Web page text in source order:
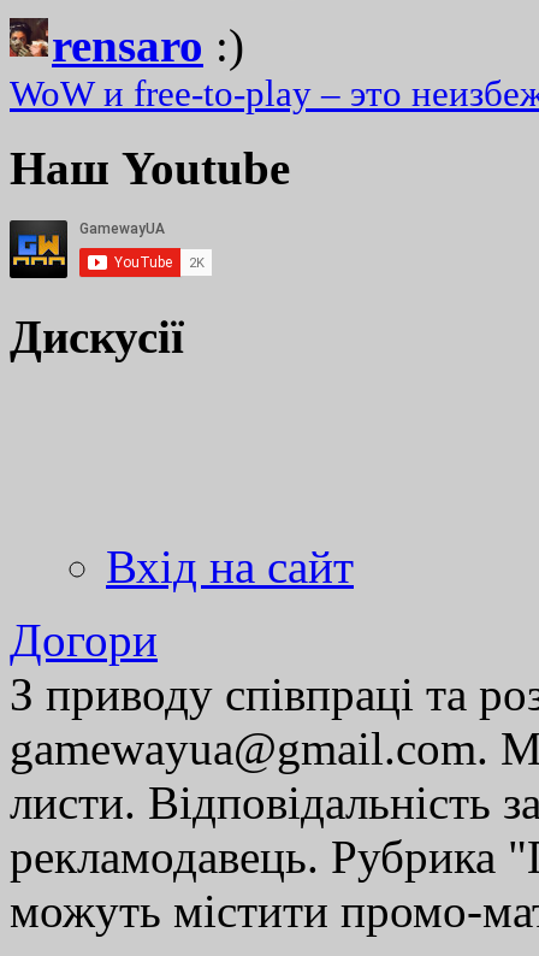
rensaro :)
WoW и free-to-play – это
Наш Youtube
Дискусії
Вхід на сайт
Догори
З приводу співпраці та
gamewayua@gmail.com.
листи. Відповідальність
рекламодавець. Рубрика
можуть містити промо-